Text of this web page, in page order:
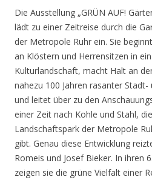
Die Ausstellung „GRÜN AUF!
lädt zu einer Zeitreise durch die
der Metropole Ruhr ein. Sie
an Klöstern und Herrensitzen in
Kulturlandschaft, macht Halt an
nahezu 100 Jahren rasanter
und leitet über zu den
einer Zeit nach Kohle und Stahl,
Landschaftspark der Metropole
gibt. Genau diese Entwicklung
Romeis und Josef Bieker. In ihren
zeigen sie die grüne Vielfalt einer